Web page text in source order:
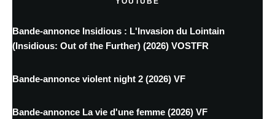
Bande-annonce Insidious : L'Invasion du Lointain
(Insidious: Out of the Further) (2026) VOSTFR
Bande-annonce violent night 2 (2026) VF
Bande-annonce La vie d'une femme (2026) VF